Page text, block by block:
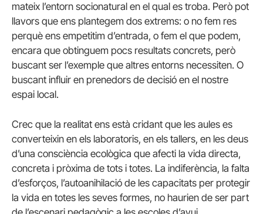
mateix l’entorn socionatural en el qual es troba. Però pot
llavors que ens plantegem dos extrems: o no fem res
perquè ens empetitim d’entrada, o fem el que podem,
encara que obtinguem pocs resultats concrets, però
buscant ser l’exemple que altres entorns necessiten. O
buscant influir en prenedors de decisió en el nostre
espai local.
Crec que la realitat ens està cridant que les aules es
converteixin en els laboratoris, en els tallers, en les deus
d’una consciència ecològica que afecti la vida directa,
concreta i pròxima de tots i totes. La indiferència, la falta
d’esforços, l’autoanihilació de les capacitats per protegir
la vida en totes les seves formes, no haurien de ser part